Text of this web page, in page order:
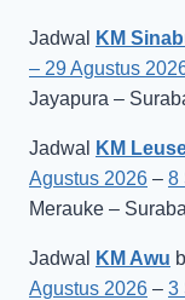
Jadwal KM
– 29 Agustus
Jayapura –
Jadwal KM
Agustus 2026 – 8
Merauke –
Jadwal KM Awu
Agustus 2026 – 3